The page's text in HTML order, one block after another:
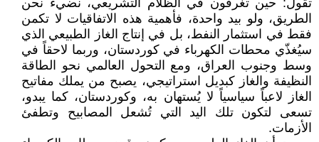
تقول: حين تغرقون في الظلام التشريعي، نضيء نحن
الطريق، ولو بيد واحدة، فأهمية هذه الاتفاقيات لا تكمن
فقط في استثمار النفط، بل في إنتاج الغاز الطبيعي الذي
سيُغذّي محطات الكهرباء في كوردستان، وربما لاحقاً في
وسط وجنوب العراق، ومع التحول العالمي نحو الطاقة
النظيفة والغاز كبديل استراتيجي، يصبح من يملك مفاتيح
الغاز لاعباً سياسياً لا يُستهان به، وكوردستان، كما يبدو،
تسعى لتكون تلك اليد التي تُشعل المصابيح وتطفئ
الأزمات.